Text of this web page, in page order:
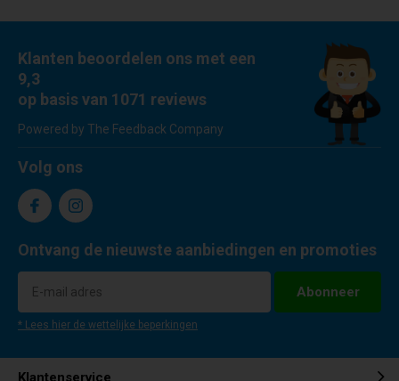
Klanten beoordelen ons met een
9,3
op basis van 1071 reviews
Powered by The Feedback Company
Volg ons
Ontvang de nieuwste aanbiedingen en promoties
Abonneer
* Lees hier de wettelijke beperkingen
Klantenservice